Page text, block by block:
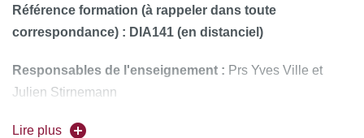
Référence formation (à rappeler dans toute
correspondance) : DIA141 (en distanciel)
Responsables de l'enseignement : Prs Yves Ville et
Julien Stirnemann
Forme de l'enseignement :
Lire plus